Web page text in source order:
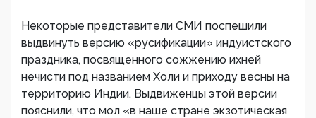
Некоторые представители СМИ поспешили
выдвинуть версию «русификации» индуистского
праздника, посвященного сожжению ихней
нечисти под названием Холи и приходу весны на
территорию Индии. Выдвиженцы этой версии
пояснили, что мол «в наше стране экзотическая